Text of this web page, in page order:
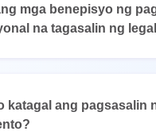
mga benepisyo ng
na tagasalin ng
katagal ang pagsasalin